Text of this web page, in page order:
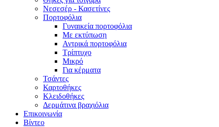
Νεσεσέρ - Κασετίνες
Πορτοφόλια
Γυναικεία πορτοφόλια
Με εκτύπωση
Αντρικά πορτοφόλια
Τρίπτυχο
Μικρό
Για κέρματα
Τσάντες
Καρτοθήκες
Κλειδοθήκες
Δερμάτινα βραχιόλια
Επικοινωνία
Βίντεο